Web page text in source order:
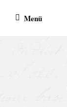
Inhalt Menü